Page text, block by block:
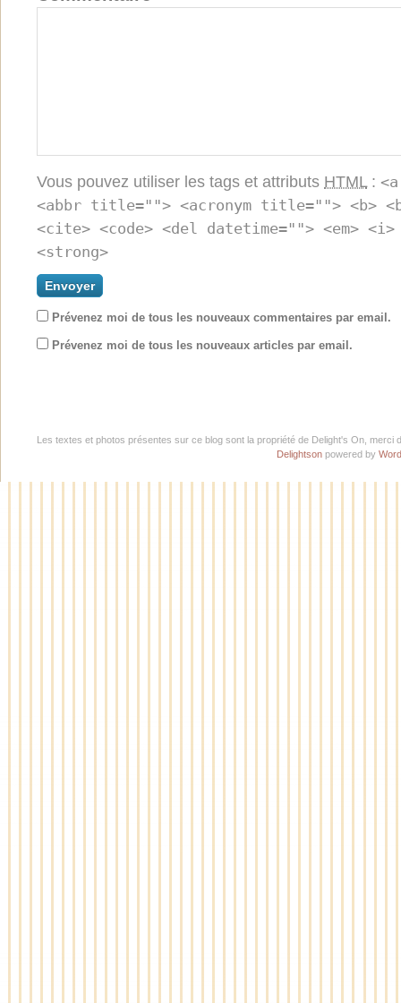
Vous pouvez utiliser les tags et attributs HTML :
<abbr title=""> <acronym title=""> <b>
<cite> <code> <del datetime=""> <em>
<strong>
Prévenez moi de tous les nouveaux commentaires par email.
Prévenez moi de tous les nouveaux articles par email.
Les textes et photos présentes sur ce blog sont la propriété de Delight's On,
Delightson powered by